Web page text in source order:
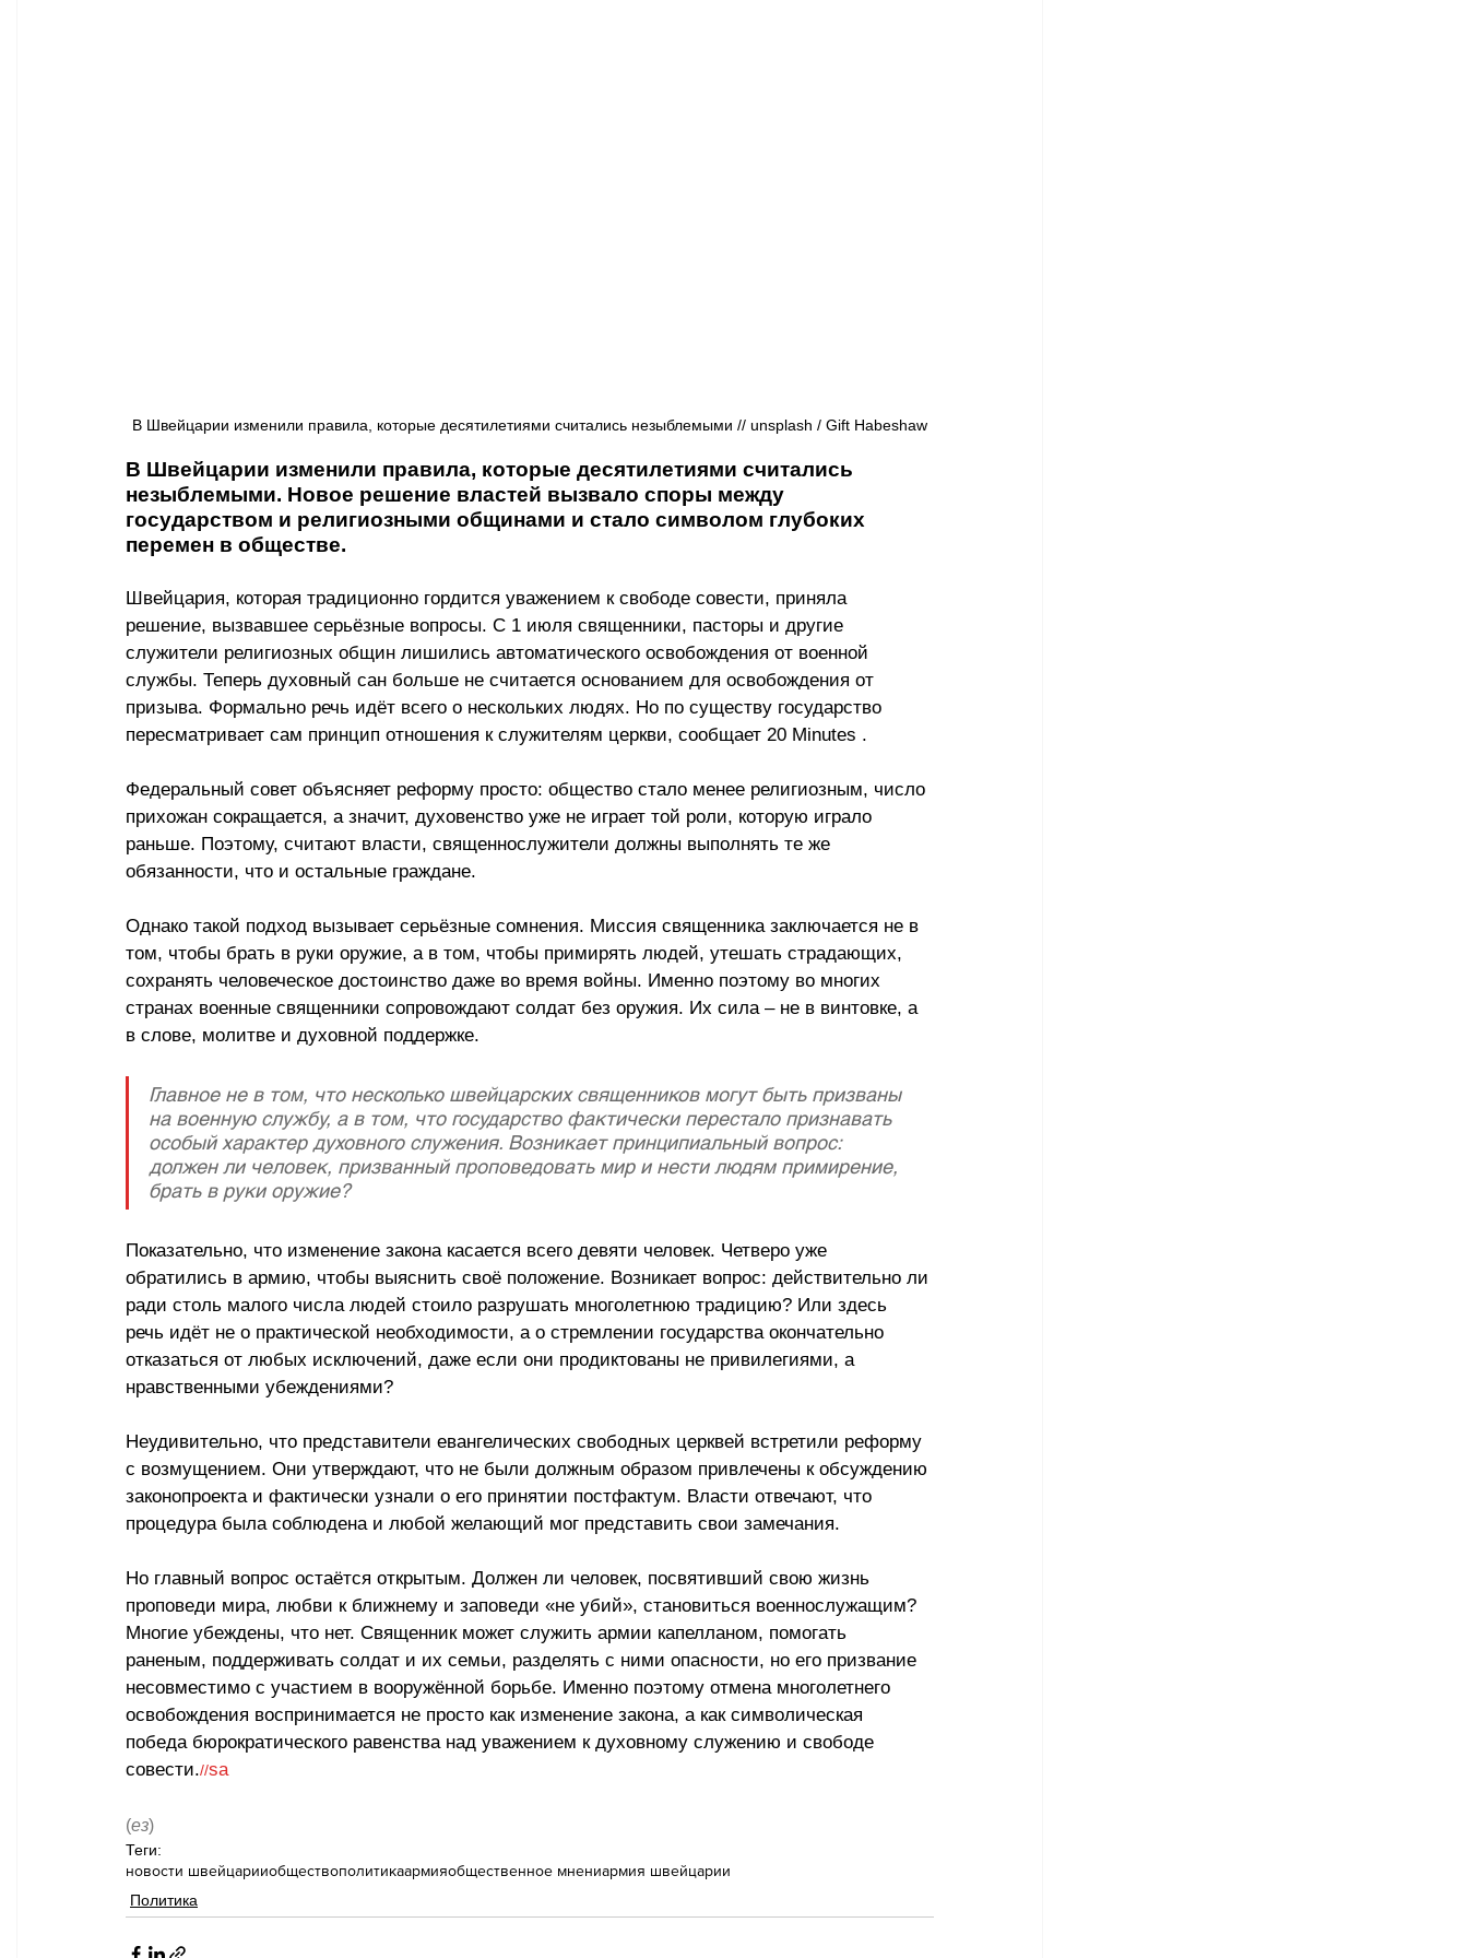
В Швейцарии изменили правила, которые десятилетиями считались незыблемыми // unsplash / Gift Habeshaw
В Швейцарии изменили правила, которые десятилетиями считались
незыблемыми. Новое решение властей вызвало споры между
государством и религиозными общинами и стало символом глубоких
перемен в обществе.
Швейцария, которая традиционно гордится уважением к свободе совести, приняла
решение, вызвавшее серьёзные вопросы. С 1 июля священники, пасторы и другие
служители религиозных общин лишились автоматического освобождения от военной
службы. Теперь духовный сан больше не считается основанием для освобождения от
призыва. Формально речь идёт всего о нескольких людях. Но по существу государство
пересматривает сам принцип отношения к служителям церкви, сообщает 20 Minutes .
Федеральный совет объясняет реформу просто: общество стало менее религиозным, число
прихожан сокращается, а значит, духовенство уже не играет той роли, которую играло
раньше. Поэтому, считают власти, священнослужители должны выполнять те же
обязанности, что и остальные граждане.
Однако такой подход вызывает серьёзные сомнения. Миссия священника заключается не в
том, чтобы брать в руки оружие, а в том, чтобы примирять людей, утешать страдающих,
сохранять человеческое достоинство даже во время войны. Именно поэтому во многих
странах военные священники сопровождают солдат без оружия. Их сила – не в винтовке, а
в слове, молитве и духовной поддержке.
Главное не в том, что несколько швейцарских священников могут быть призваны
на военную службу, а в том, что государство фактически перестало признавать
особый характер духовного служения. Возникает принципиальный вопрос:
должен ли человек, призванный проповедовать мир и нести людям примирение,
брать в руки оружие?
Показательно, что изменение закона касается всего девяти человек. Четверо уже
обратились в армию, чтобы выяснить своё положение. Возникает вопрос: действительно ли
ради столь малого числа людей стоило разрушать многолетнюю традицию? Или здесь
речь идёт не о практической необходимости, а о стремлении государства окончательно
отказаться от любых исключений, даже если они продиктованы не привилегиями, а
нравственными убеждениями?
Неудивительно, что представители евангелических свободных церквей встретили реформу
с возмущением. Они утверждают, что не были должным образом привлечены к обсуждению
законопроекта и фактически узнали о его принятии постфактум. Власти отвечают, что
процедура была соблюдена и любой желающий мог представить свои замечания.
Но главный вопрос остаётся открытым. Должен ли человек, посвятивший свою жизнь
проповеди мира, любви к ближнему и заповеди «не убий», становиться военнослужащим?
Многие убеждены, что нет. Священник может служить армии капелланом, помогать
раненым, поддерживать солдат и их семьи, разделять с ними опасности, но его призвание
несовместимо с участием в вооружённой борьбе. Именно поэтому отмена многолетнего
освобождения воспринимается не просто как изменение закона, а как символическая
победа бюрократического равенства над уважением к духовному служению и свободе
совести.//sa
(ез)
Теги:
новости швейцарииобществополитикаармияобщественное мнениармия швейцарии
Политика